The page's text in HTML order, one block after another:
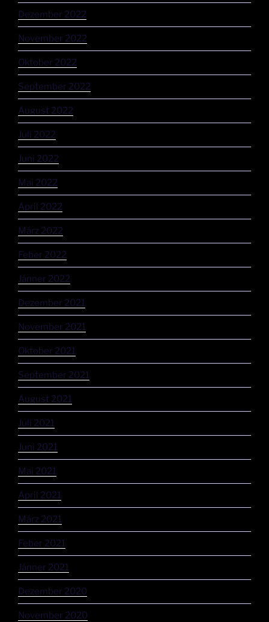
Dezember 2022
November 2022
Oktober 2022
September 2022
August 2022
Juli 2022
Juni 2022
Mai 2022
April 2022
März 2022
Feber 2022
Jänner 2022
Dezember 2021
November 2021
Oktober 2021
September 2021
August 2021
Juli 2021
Juni 2021
Mai 2021
April 2021
März 2021
Feber 2021
Jänner 2021
Dezember 2020
November 2020